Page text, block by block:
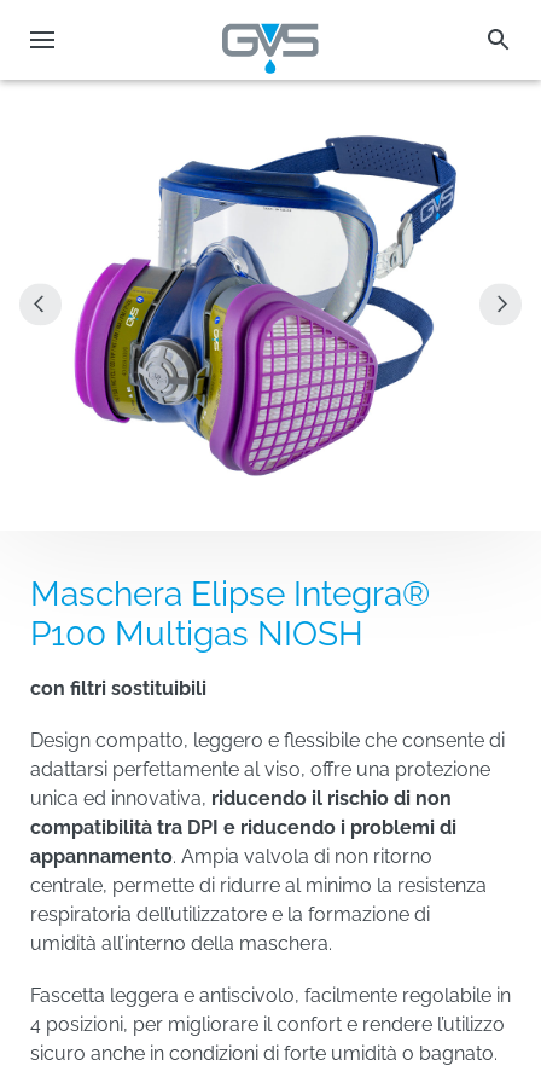
Maschera Elipse Integra®
P100 Multigas NIOSH
con filtri sostituibili
Design compatto, leggero e flessibile che consente di
adattarsi perfettamente al viso, offre una protezione
unica ed innovativa, riducendo il rischio di non
compatibilità tra DPI e riducendo i problemi di
appannamento. Ampia valvola di non ritorno
centrale, permette di ridurre al minimo la resistenza
respiratoria dell’utilizzatore e la formazione di
umidità all’interno della maschera.
Fascetta leggera e antiscivolo, facilmente regolabile in
4 posizioni, per migliorare il confort e rendere l’utilizzo
sicuro anche in condizioni di forte umidità o bagnato.
Impostazioni di tracciamento